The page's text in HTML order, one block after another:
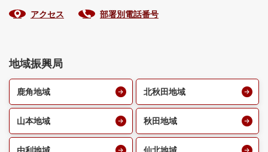
アクセス 部署別電話番号
地域振興局
鹿角地域 北秋田地域
山本地域 秋田地域